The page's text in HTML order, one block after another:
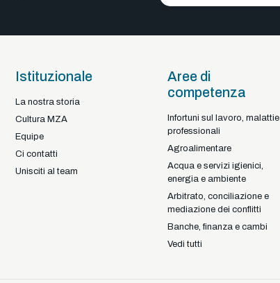
92925
Braga - Portugal
+351
Istituzionale
La nostra storia
Cultura MZA
Equipe
Ci contatti
Unisciti al team
Aree di
competenza
Infortuni sul lavoro, malattie
professionali
Agroalimentare
Acqua e servizi igienici,
energia e ambiente
Arbitrato, conciliazione e
mediazione dei conflitti
Banche, finanza e cambi
Vedi tutti